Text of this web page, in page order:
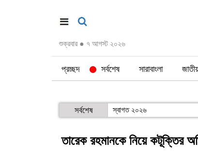
শুক্রবার ● ৭ আগস্ট ২০২৬
প্রচ্ছদ সর্বশেষ সারাবাংলা
সর্বশেষ স্বাগত ২০২৬
তারেক রহমানকে নিয়ে কটূক্তির